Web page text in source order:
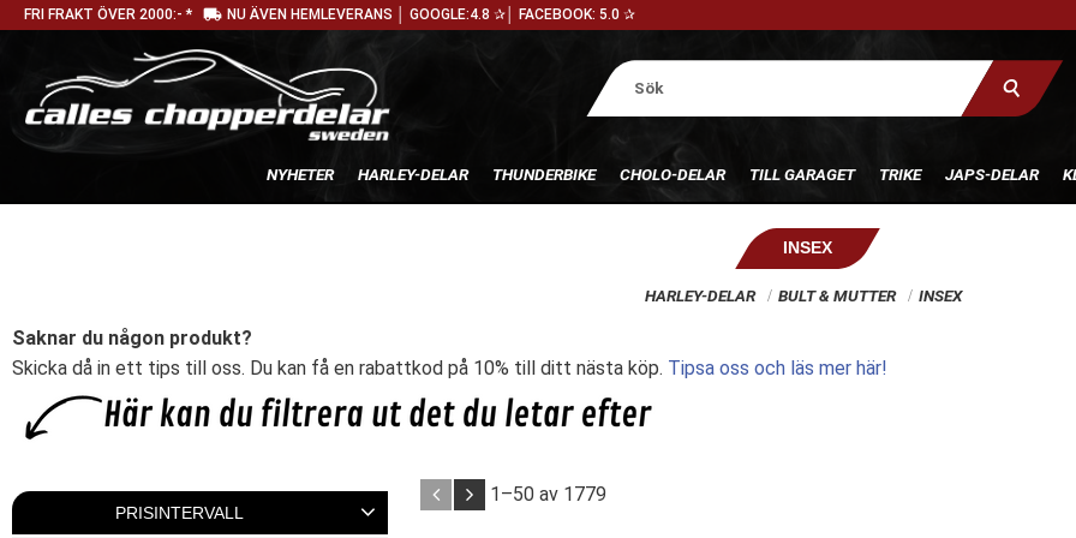
FRI FRAKT ÖVER 2000:- * local_shipping NU ÄVEN HEMLEVERANS │ GOOGLE:4.8 ✰│ FACEBOOK: 5.0 ✰
NYHETER HARLEY-DELAR THUNDERBIKE CHOLO-DELAR TILL GARAGET TRIKE JAPS-DELAR
INSEX
HARLEY-DELAR BULT & MUTTER INSEX
Saknar du någon produkt?
Skicka då in ett tips till oss. Du kan få en rabattkod på 10% till ditt nästa köp. Tipsa oss och läs mer här!
PRISINTERVALL
1–50 av 1779